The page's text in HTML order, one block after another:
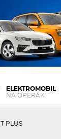
ELEKTROMOBIL
NA OPERÁK
PLUS